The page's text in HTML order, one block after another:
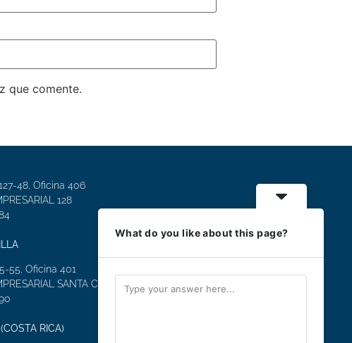
que comente.
48, Oficina 406
128
55, Oficina 401
SANTA CLARA
RICA)
What do you like about this page?